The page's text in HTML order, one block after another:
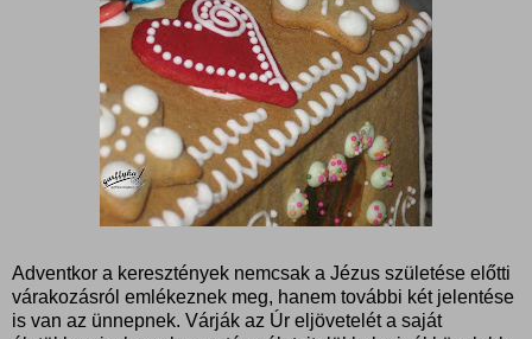
Adventkor a keresztények nemcsak a Jézus születése előtti
várakozásról emlékeznek meg, hanem további két jelentése
is van az ünnepnek. Várják az Úr eljövetelét a saját